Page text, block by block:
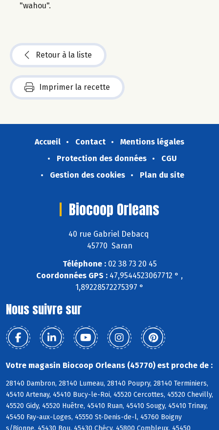
"wahou".
Retour à la liste
Imprimer la recette
Accueil Contact
Mentions légales
Protection des données
CGU
Gestion des cookies
Plan du site
Biocoop Orleans
40 rue Gabriel Debacq
45770 Saran
Téléphone :02 38 73 20 45
Coordonnées GPS : 47,9544523067712 ° ,
1,89228572275397 °
Nous suivre sur
Votre magasin Biocoop Orleans (45770) est proche de :
28140 Dambron, 28140 Lumeau, 28140 Poupry, 28140 Terminiers,
45410 Artenay, 45410 Bucy-le-Roi, 45520 Cercottes, 45520 Chevilly,
45520 Gidy, 45520 Huêtre, 45410 Ruan, 45410 Sougy, 45410 Trinay,
45450 Fay-aux-Loges, 45550 St-Denis-de-l, 45760 Boigny
s/Bionne, 45430 Bou, 45430 Chécy, 45800 Combleux, 45450